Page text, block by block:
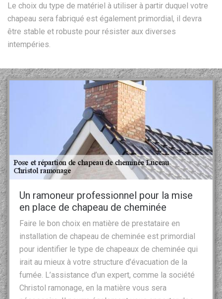
Le choix du type de matériel à utiliser à partir duquel votre
chapeau sera fabriqué est également primordial, il devra
être stable et robuste pour résister aux diverses
intempéries.
Un ramoneur professionnel pour la mise
en place de chapeau de cheminée
Faire le bon choix en matière de prestataire en
installation de chapeau de cheminée est primordial
pour identifier le type de chapeaux de cheminée qui
irait au mieux à votre structure d’évacuation de la
fumée. L’assistance d’un expert, comme la société
Christol ramonage, en la matière vous sera